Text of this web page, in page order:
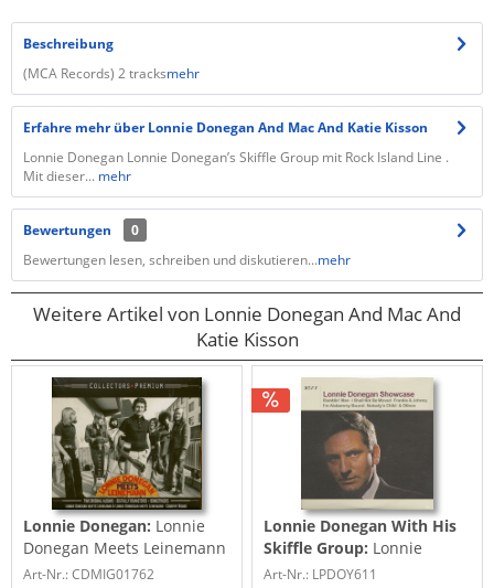
Beschreibung
(MCA Records) 2 tracksmehr
Erfahre mehr über Lonnie Donegan And Mac And Katie Kisson
Lonnie Donegan Lonnie Donegan’s Skiffle Group mit Rock Island Line .
Mit dieser... mehr
Bewertungen
0
Bewertungen lesen, schreiben und diskutieren...mehr
Weitere Artikel von Lonnie Donegan And Mac And
Katie Kisson
Lonnie Donegan: Lonnie
Donegan Meets Leinemann
(2-CD)
Art-Nr.: CDMIG01762
Lonnie Donegan With His
Skiffle Group: Lonnie
Donegan Showcase (LP,
Art-Nr.: LPDOY611